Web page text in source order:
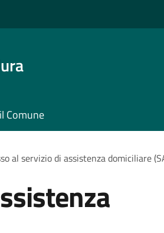
Comune
al servizio di assistenza domiciliare